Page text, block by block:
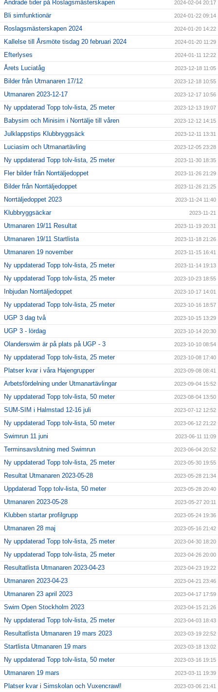
Ändrade tider på Roslagsmästerskapen 2024-02-04 20:17
Bli simfunktionär 2024-01-22 09:14
Roslagsmästerskapen 2024 2024-01-20 14:22
Kallelse till Årsmöte tisdag 20 februari 2024 2024-01-20 11:29
Efterlyses 2024-01-11 12:22
Årets Luciatåg 2023-12-18 11:05
Bilder från Utmanaren 17/12 2023-12-18 10:55
Utmanaren 2023-12-17 2023-12-17 10:56
Ny uppdaterad Topp tolv-lista, 25 meter 2023-12-13 19:07
Babysim och Minisim i Norrtälje till våren 2023-12-12 14:15
Julklappstips Klubbryggsäck 2023-12-11 13:31
Luciasim och Utmanartävling 2023-12-05 23:28
Ny uppdaterad Topp tolv-lista, 25 meter 2023-11-30 18:35
Fler bilder från Norrtäljedoppet 2023-11-26 21:29
Bilder från Norrtäljedoppet 2023-11-26 21:25
Norrtäljedoppet 2023 2023-11-24 11:40
Klubbryggsäckar 2023-11-21
Utmanaren 19/11 Resultat 2023-11-19 20:31
Utmanaren 19/11 Startlista 2023-11-18 21:26
Utmanaren 19 november 2023-11-15 16:41
Ny uppdaterad Topp tolv-lista, 25 meter 2023-11-14 19:13
Ny uppdaterad Topp tolv-lista, 25 meter 2023-10-23 18:55
Inbjudan Norrtäljedoppet 2023-10-17 14:01
Ny uppdaterad Topp tolv-lista, 25 meter 2023-10-16 18:57
UGP 3 dag två 2023-10-15 13:29
UGP 3 - lördag 2023-10-14 20:30
Olanderswim är på plats på UGP - 3 2023-10-10 08:54
Ny uppdaterad Topp tolv-lista, 25 meter 2023-10-08 17:40
Platser kvar i våra Hajengrupper 2023-09-08 08:41
Arbetsfördelning under Utmanartävlingar 2023-09-04 15:52
Ny uppdaterad Topp tolv-lista, 50 meter 2023-08-04 13:50
SUM-SIM i Halmstad 12-16 juli 2023-07-12 12:52
Ny uppdaterad Topp tolv-lista, 50 meter 2023-06-12 21:22
Swimrun 11 juni 2023-06-11 11:09
Terminsavslutning med Swimrun 2023-06-04 20:52
Ny uppdaterad Topp tolv-lista, 25 meter 2023-05-30 19:55
Resultat Utmanaren 2023-05-28 2023-05-28 21:34
Uppdaterad Topp tolv-lista, 50 meter 2023-05-28 20:40
Utmanaren 2023-05-28 2023-05-27 20:11
Klubben startar profilgrupp 2023-05-24 19:36
Utmanaren 28 maj 2023-05-16 21:42
Ny uppdaterad Topp tolv-lista, 25 meter 2023-04-30 18:20
Ny uppdaterad Topp tolv-lista, 25 meter 2023-04-26 20:00
Resultatlista Utmanaren 2023-04-23 2023-04-23 19:22
Utmanaren 2023-04-23 2023-04-21 23:46
Utmanaren 23 april 2023 2023-04-17 17:59
Swim Open Stockholm 2023 2023-04-15 21:26
Ny uppdaterad Topp tolv-lista, 25 meter 2023-04-03 18:43
Resultatlista Utmanaren 19 mars 2023 2023-03-19 22:52
Startlista Utmanaren 19 mars 2023-03-18 13:02
Ny uppdaterad Topp tolv-lista, 50 meter 2023-03-16 19:15
Utmanaren 19 mars 2023-03-11 19:39
Platser kvar i Simskolan och Vuxencrawl! 2023-03-06 21:41